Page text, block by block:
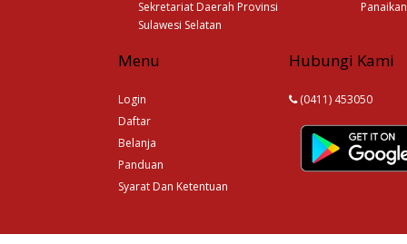
Sekretariat Daerah Provinsi
Sulawesi Selatan
Menu
Login
Daftar
Belanja
Panduan
Syarat Dan Ketentuan
Hubungi Kami
(0411) 453050